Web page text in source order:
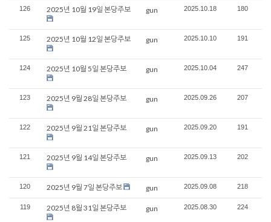
126 2025년 10월 19일 본당주보 gun 2025.10.18 180
125 2025년 10월 12일 본당주보 gun 2025.10.10 191
124 2025년 10월 5일 본당주보 gun 2025.10.04 247
123 2025년 9월 28일 본당주보 gun 2025.09.26 207
122 2025년 9월 21일 본당주보 gun 2025.09.20 191
121 2025년 9월 14일 본당주보 gun 2025.09.13 202
120 2025년 9월 7일 본당주보 gun 2025.09.08 218
119 2025년 8월 31일 본당주보 gun 2025.08.30 224